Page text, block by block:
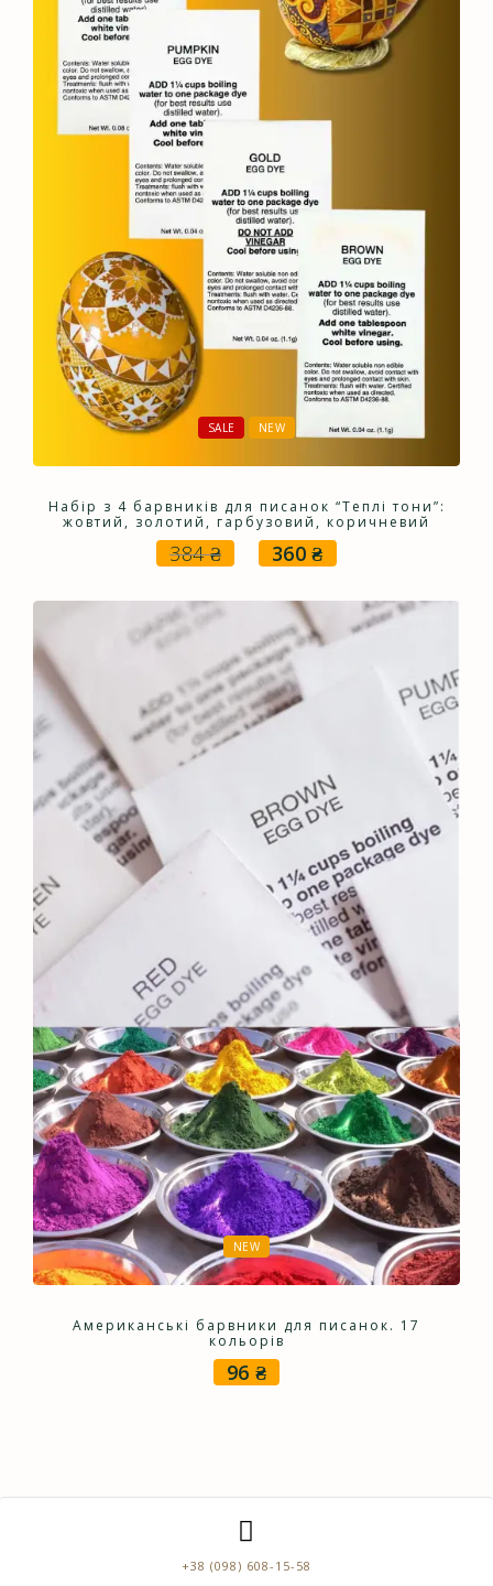
SALE NEW
Набір з 4 барвників для писанок “Теплі тони”:
жовтий, золотий, гарбузовий, коричневий
384₴
Оригінальна
384 ₴.
360₴
360 ₴.
NEW
Американські барвники для писанок. 17
кольорів
96 ₴
+38 (098) 608-15-58